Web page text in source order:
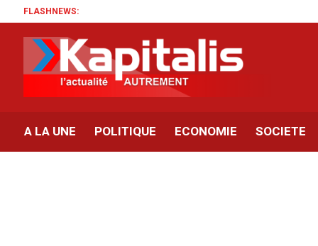
FLASHNEWS:
A LA UNE POLITIQUE ECONOMIE SOCIETE